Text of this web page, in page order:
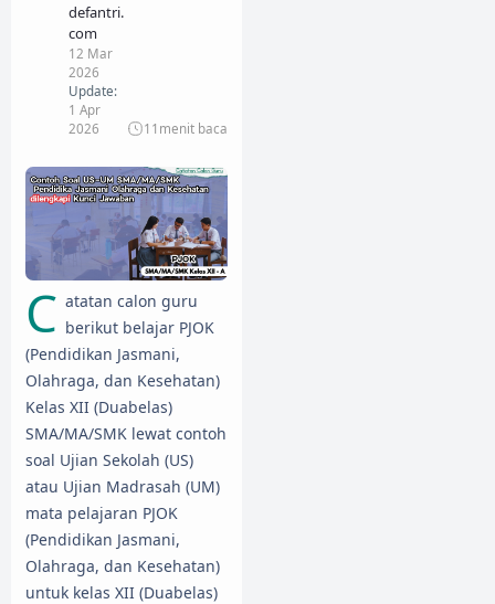
defantri.
com
12 Mar
2026
Update:
1 Apr
2026
11 menit baca
C atatan calon guru
berikut belajar PJOK
(Pendidikan Jasmani,
Olahraga, dan Kesehatan)
Kelas XII (Duabelas)
SMA/MA/SMK lewat contoh
soal Ujian Sekolah (US)
atau Ujian Madrasah (UM)
mata pelajaran PJOK
(Pendidikan Jasmani,
Olahraga, dan Kesehatan)
untuk kelas XII (Duabelas)